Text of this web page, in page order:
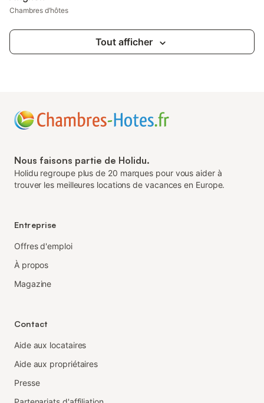
Chambres d’hôtes
Tout afficher
Nous faisons partie de Holidu.
Holidu regroupe plus de 20 marques pour vous aider à
trouver les meilleures locations de vacances en Europe.
Entreprise
Offres d'emploi
À propos
Magazine
Contact
Aide aux locataires
Aide aux propriétaires
Presse